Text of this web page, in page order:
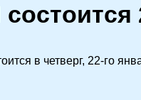
в четверг, 22-го